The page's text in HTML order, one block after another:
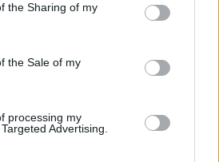
the Sharing of my
the Sale of my
processing my
Advertising.
pats tokioje situacijoje
kitaip, ir pasakojo su